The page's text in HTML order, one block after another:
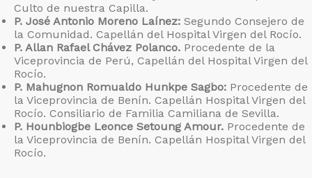
Culto de nuestra Capilla.
P. José Antonio Moreno Laínez: Segundo Consejero de
la Comunidad. Capellán del Hospital Virgen del Rocío.
P. Allan Rafael Chávez Polanco. Procedente de la
Viceprovincia de Perú, Capellán del Hospital Virgen del
Rocío.
P. Mahugnon Romualdo Hunkpe Sagbo: Procedente de
la Viceprovincia de Benín. Capellán Hospital Virgen del
Rocío. Consiliario de Familia Camiliana de Sevilla.
P. Hounbiogbe Leonce Setoung Amour. Procedente de
la Viceprovincia de Benín. Capellán Hospital Virgen del
Rocío.